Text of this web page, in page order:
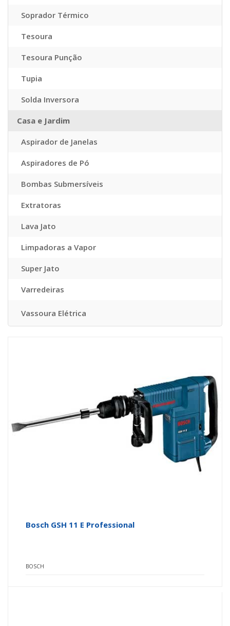
Soprador Térmico
Tesoura
Tesoura Punção
Tupia
Solda Inversora
Casa e Jardim
Aspirador de Janelas
Aspiradores de Pó
Bombas Submersíveis
Extratoras
Lava Jato
Limpadoras a Vapor
Super Jato
Varredeiras
Vassoura Elétrica
Bosch GSH 11 E Professional
BOSCH